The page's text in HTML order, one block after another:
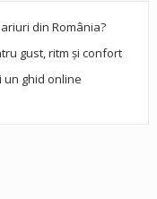
din România?
gust, ritm și confort
un ghid online